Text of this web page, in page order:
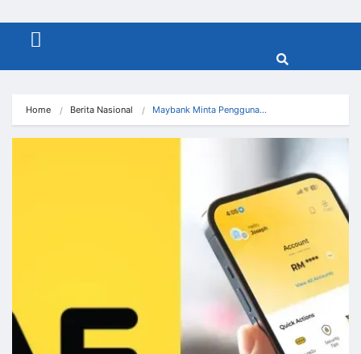
Menu
Home Berita Nasional Maybank Minta Pengguna…